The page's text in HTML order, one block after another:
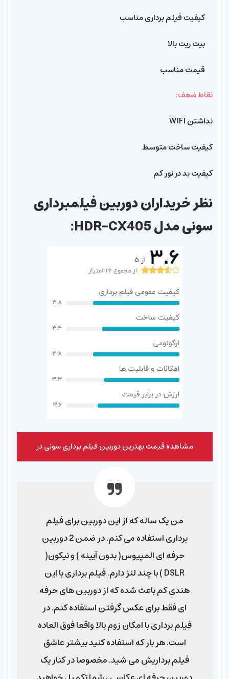
کیفیت فیلم برداری مناسب
بیت ریت بالا
قیمت مناسب
نقاط ضعف:
نداشتن WIFI
کیفیت ساخت متوسط
کیفیت بد در نور کم
نظر خریداران دوربین فیلمبرداری
سونی مدل HDR-CX405:
مشاهده قیمت بهترین دوربین فیلم برداری سونی در
من یک ساله که از این دوربین برای فیلم
برداری استفاده می کنم. در ضمن 2 دوربین
حرفه ای المپیوس( بدون آیینه ) و نیکون(
DSLR ) با چند لنز دارم. فیلم برداری با این
هندی کم باعث شده که از دوربین های حرفه
ای فقط برای عکس گرفتن استفاده کنم. در
فیلم برداری با امکان زوم بالا واقعا فوق العاده
است. هر بار که استفاده کنید بیشتر عاشق
فیلم برداریش می شید. مخصوصا در کنار یک